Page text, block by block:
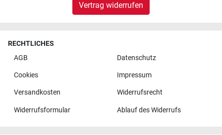
Vertrag widerrufen
RECHTLICHES
AGB
Datenschutz
Cookies Impressum
Versandkosten Widerrufsrecht
Widerrufsformular Ablauf des Widerrufs